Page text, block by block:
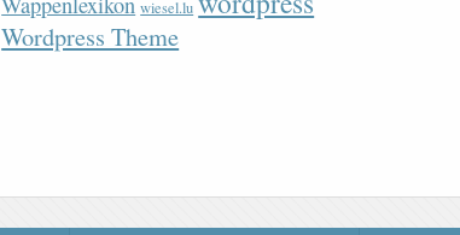
wiesel.lu
Wordpress Theme